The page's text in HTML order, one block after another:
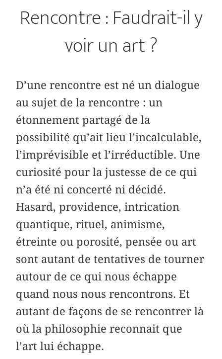
Rencontre : Faudrait-il y
voir un art ?
D’une rencontre est né un dialogue
au sujet de la rencontre : un
étonnement partagé de la
possibilité qu’ait lieu l’incalculable,
l’imprévisible et l’irréductible. Une
curiosité pour la justesse de ce qui
n’a été ni concerté ni décidé.
Hasard, providence, intrication
quantique, rituel, animisme,
étreinte ou porosité, pensée ou art
sont autant de tentatives de tourner
autour de ce qui nous échappe
quand nous nous rencontrons. Et
autant de façons de se rencontrer là
où la philosophie reconnait que
l’art lui échappe.